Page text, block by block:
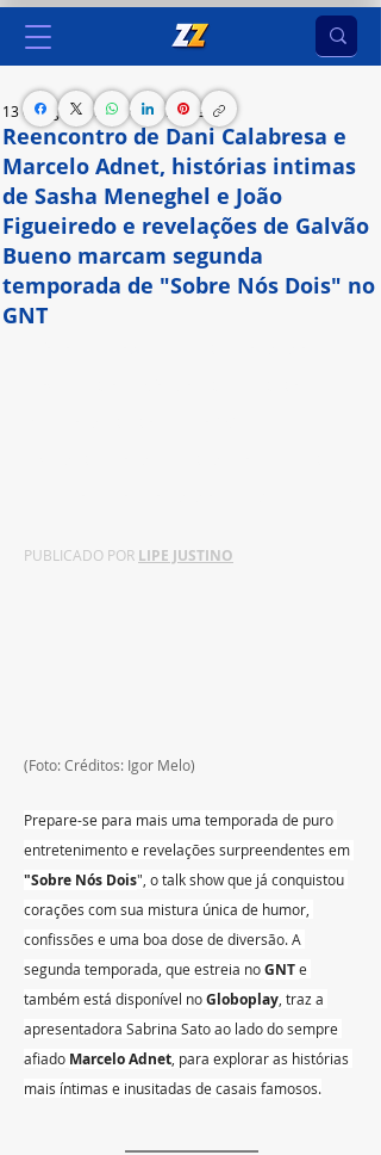
Reencontro de Dani Calabresa e
Marcelo Adnet, histórias intimas
de Sasha Meneghel e João
Figueiredo e revelações de Galvão
Bueno marcam segunda
temporada de "Sobre Nós Dois" no
GNT
13 de ago. de 2024 2 min de leitura
PUBLICADO POR LIPE JUSTINO
(Foto: Créditos: Igor Melo)
Prepare-se para mais uma temporada de puro
entretenimento e revelações surpreendentes em
"Sobre Nós Dois", o talk show que já conquistou
corações com sua mistura única de humor,
confissões e uma boa dose de diversão. A
segunda temporada, que estreia no GNT e
também está disponível no Globoplay , traz a
apresentadora Sabrina Sato ao lado do sempre
afiado Marcelo Adnet , para explorar as histórias
mais íntimas e inusitadas de casais famosos.